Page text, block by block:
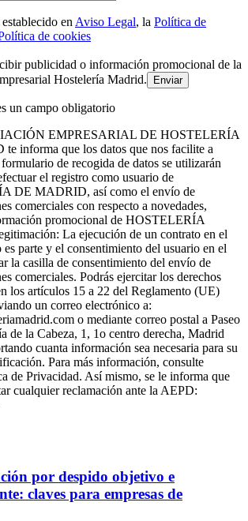
en Aviso Legal, la Política de
de cookies
publicidad o información promocional de la
Hostelería Madrid.
un campo obligatorio
EMPRESARIAL DE HOSTELERÍA
informa que los datos que nos facilite a
formulario de recogida de datos se utilizarán
el registro como usuario de
DE MADRID, así como el envío de
comerciales con respecto a novedades,
promocional de HOSTELERÍA
La ejecución de un contrato en el
es parte y el consentimiento del usuario en el
la casilla de consentimiento del envío de
comerciales. Podrás ejercitar los derechos
los artículos 15 a 22 del Reglamento (UE)
un correo electrónico a:
o mediante correo postal a Paseo
de la Cabeza, 1, 1o centro derecha, Madrid
cuanta información sea necesaria para su
Para más información, consulte
de Privacidad. Así mismo, se le informa que
cualquier reclamación ante la AEPD:
por despido objetivo e
claves para empresas de